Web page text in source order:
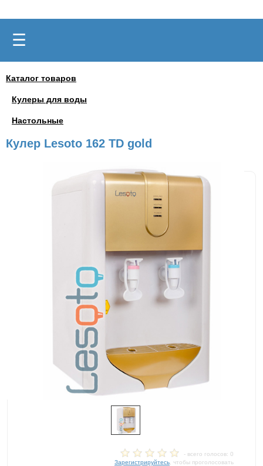
☰
Каталог товаров
Кулеры для воды
Настольные
Кулер Lesoto 162 TD gold
- всего голосов: 0
Зарегистрируйтесь , чтобы проголосовать